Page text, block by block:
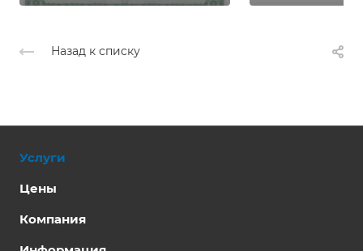
Назад к списку
Услуги
Цены
Компания